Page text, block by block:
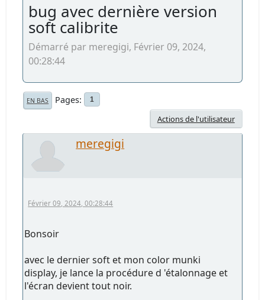
bug avec dernière version
soft calibrite
Démarré par meregigi, Février 09, 2024,
00:28:44
EN BAS Pages 1
Actions de l'utilisateur
meregigi
Février 09, 2024, 00:28:44
Bonsoir
avec le dernier soft et mon color munki
display, je lance la procédure d 'étalonnage et
l'écran devient tout noir.